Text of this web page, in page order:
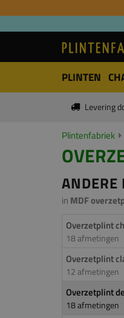
PLINTEN
Levering
Plintenfabriek
ANDERE
in MDF
Overzetplint
18 afmetingen
Overzetplint
12 afmetingen
Overzetplint
18 afmetingen